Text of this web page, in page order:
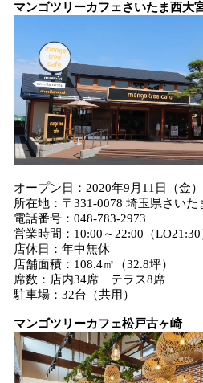
マンゴツリーカフェさいたま西大
オープン日：2020年9月11日（金）
所在地：〒331-0078 埼玉県さい
電話番号：048-783-2973
営業時間：10:00～22:00（LO21:30
店休日：年中無休
店舗面積：108.4㎡（32.8坪）
席数：店内34席 テラス8席
駐車場：32台（共用）
マンゴツリーカフェ松戸古ヶ崎